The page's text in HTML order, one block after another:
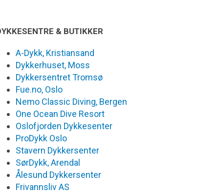
& BUTIKKER
A-Dykk, Kristiansand
Dykkerhuset, Moss
Dykkersentret Tromsø
Fue.no, Oslo
Nemo Classic Diving, Bergen
One Ocean Dive Resort
Oslofjorden Dykkesenter
ProDykk Oslo
Stavern Dykkersenter
SørDykk, Arendal
Ålesund Dykkersenter
Frivannsliv AS